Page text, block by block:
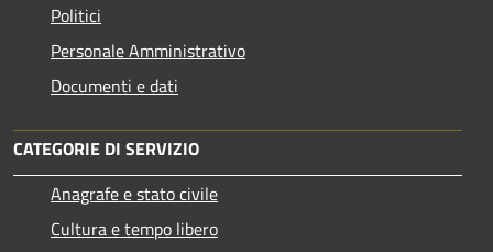
Politici
Personale Amministrativo
Documenti e dati
CATEGORIE DI SERVIZIO
Anagrafe e stato civile
Cultura e tempo libero